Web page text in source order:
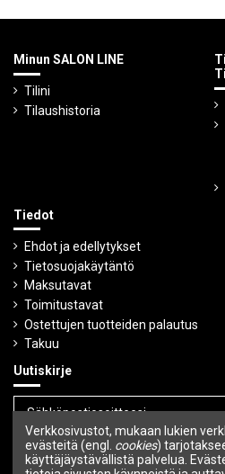
Minun SALON LINE
Tilini
Tilaushistoria
Tiedot
Ehdot ja edellytykset
Tietosuojakäytäntö
Maksutavat
Toimitustavat
Ostettujen tuotteiden palautus
Takuu
Uutiskirje
Voit peruuttaa tilauksen milloin tahansa.
Verkkosivustot, mukaan lukien
evästeitä (engl. cookies)
käyttäjäystävällistä palvelua.